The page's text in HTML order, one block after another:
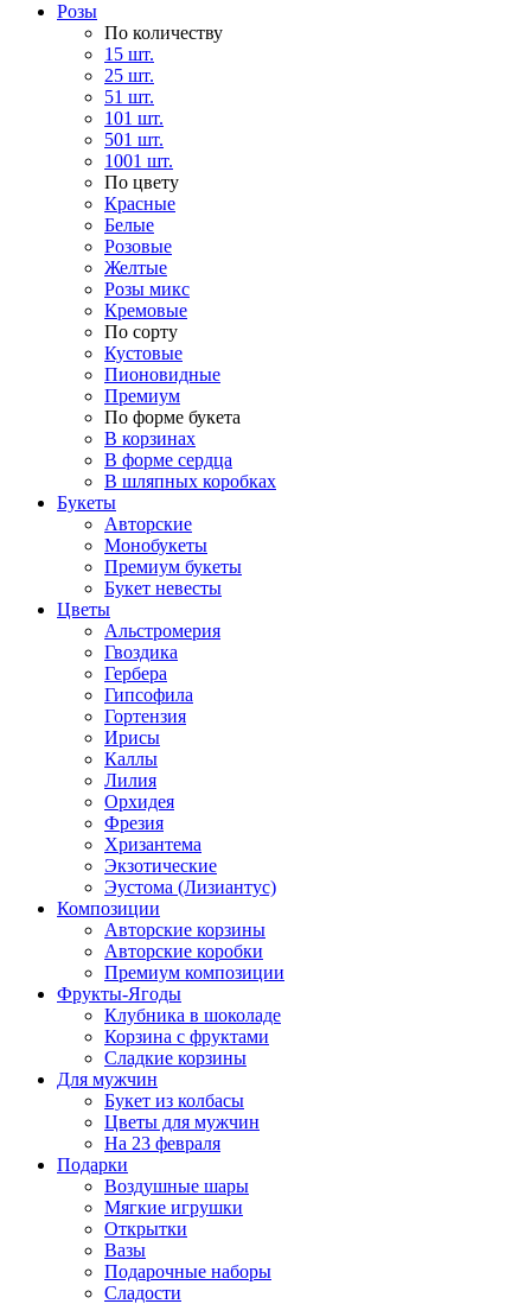
Розы
По количеству
15 шт.
25 шт.
51 шт.
101 шт.
501 шт.
1001 шт.
По цвету
Красные
Белые
Розовые
Желтые
Розы микс
Кремовые
По сорту
Кустовые
Пионовидные
Премиум
По форме букета
В корзинах
В форме сердца
В шляпных коробках
Букеты
Авторские
Монобукеты
Премиум букеты
Букет невесты
Цветы
Альстромерия
Гвоздика
Гербера
Гипсофила
Гортензия
Ирисы
Каллы
Лилия
Орхидея
Фрезия
Хризантема
Экзотические
Эустома (Лизиантус)
Композиции
Авторские корзины
Авторские коробки
Премиум композиции
Фрукты-Ягоды
Клубника в шоколаде
Корзина с фруктами
Сладкие корзины
Для мужчин
Букет из колбасы
Цветы для мужчин
На 23 февраля
Подарки
Воздушные шары
Мягкие игрушки
Открытки
Вазы
Подарочные наборы
Сладости